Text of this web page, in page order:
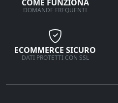
COME FUNZIONA
DOMANDE FREQUENTI
ECOMMERCE SICURO
DATI PROTETTI CON SSL